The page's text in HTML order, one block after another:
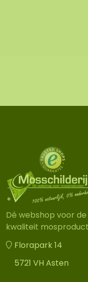
Dé webshop voor
kwaliteit
Florapark 14
5721 VH Asten